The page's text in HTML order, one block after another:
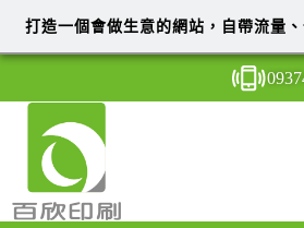
0937
打造一個會做生意的網站，自帶流量